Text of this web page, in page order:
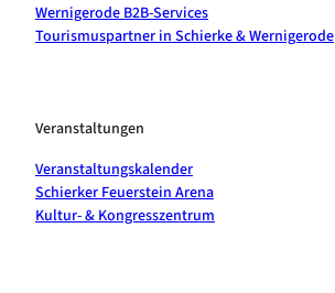
Wernigerode B2B-Services
Tourismuspartner in Schierke & Wernigerode
Veranstaltungen
Veranstaltungskalender
Schierker Feuerstein Arena
Kultur- & Kongresszentrum